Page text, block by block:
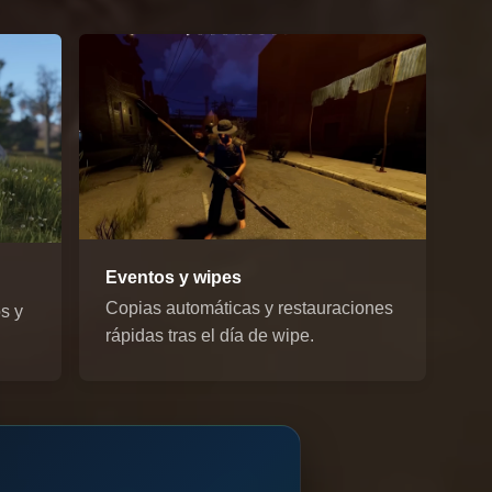
y
Eventos y wipes
Copias automáticas y restauraciones
rápidas tras el día de wipe.